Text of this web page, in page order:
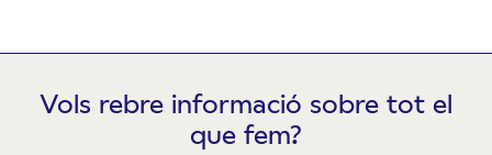
Vols rebre informació sobre tot el
que fem?